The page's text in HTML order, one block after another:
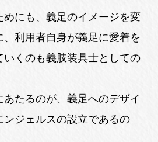
めにも、義足のイメージを変
、利用者自身が義足に愛着を
いくのも義肢装具士としての
たるのが、義足へのデザイ
ンジェルスの設立であるの